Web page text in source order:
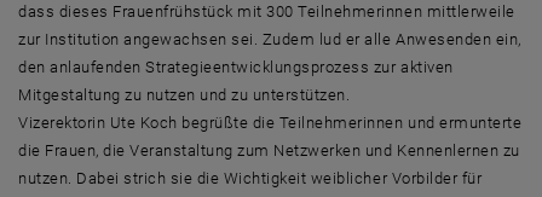
dass dieses Frauenfrühstück mit 300 Teilnehmerinnen mittlerweile
zur Institution angewachsen sei. Zudem lud er alle Anwesenden ein,
den anlaufenden Strategieentwicklungsprozess zur aktiven
Mitgestaltung zu nutzen und zu unterstützen.
Vizerektorin Ute Koch begrüßte die Teilnehmerinnen und ermunterte
die Frauen, die Veranstaltung zum Netzwerken und Kennenlernen zu
nutzen. Dabei strich sie die Wichtigkeit weiblicher Vorbilder für